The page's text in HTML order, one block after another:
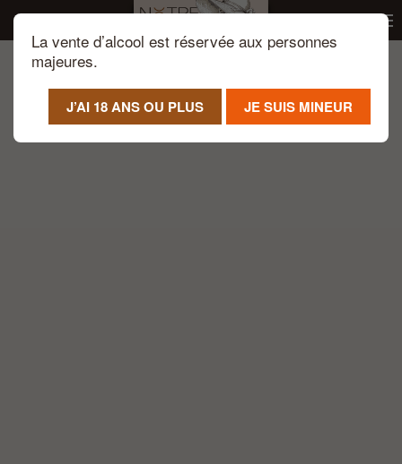
Passer au contenu principal
La vente d’alcool est réservée aux personnes
majeures.
J’AI 18 ANS OU PLUS JE SUIS MINEUR